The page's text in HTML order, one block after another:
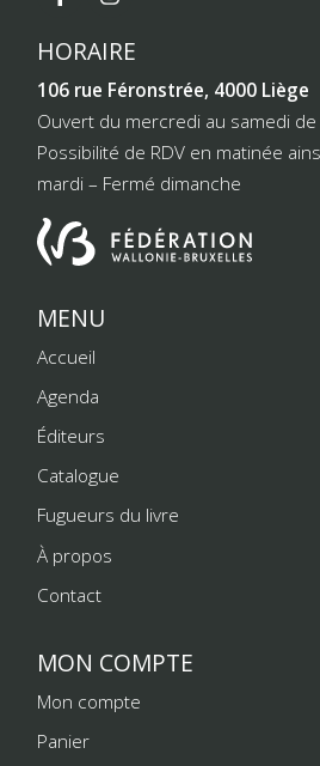
HORAIRE
106 rue Féronstrée, 4000 Liège
Ouvert du mercredi au samedi
Possibilité de RDV en matinée
mardi – Fermé dimanche
MENU
Accueil
Agenda
Éditeurs
Catalogue
Fugueurs du livre
À propos
Contact
MON COMPTE
Mon compte
Panier